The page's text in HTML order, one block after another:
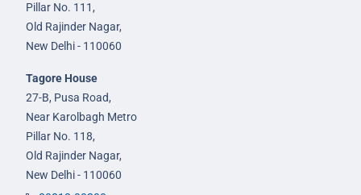
Pillar No. 111,
Old Rajinder Nagar,
New Delhi - 110060
Tagore House
27-B, Pusa Road,
Near Karolbagh Metro
Pillar No. 118,
Old Rajinder Nagar,
New Delhi - 110060